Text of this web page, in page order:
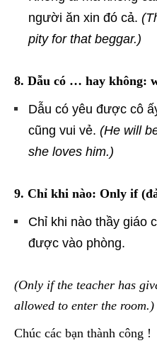
người ăn xin đó cả.
pity for that beggar.)
8. Dẫu có … hay không:
Dẫu có yêu được cô
cũng vui vẻ. (He will
she loves him.)
9. Chỉ khi nào: Only if
Chỉ khi nào thầy giáo
được vào phòng.
(Only if the teacher has
allowed to enter the room.)
Chúc các bạn thành công !